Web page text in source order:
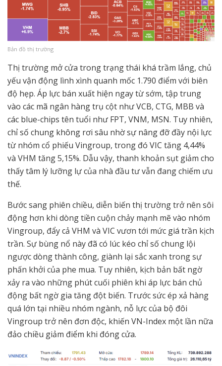
Bản đồ thị trường
Thị trường mở cửa trong trạng thái khá trầm lắng, chủ
yếu vận động lình xình quanh mốc 1.790 điểm với biên
độ hẹp. Áp lực bán xuất hiện ngay từ sớm, tập trung
vào các mã ngân hàng trụ cột như VCB, CTG, MBB và
các blue-chips tên tuổi như FPT, VNM, MSN. Tuy nhiên,
chỉ số chung không rơi sâu nhờ sự nâng đỡ đầy nội lực
từ nhóm cổ phiếu Vingroup, trong đó VIC tăng 4,44%
và VHM tăng 5,15%. Dẫu vậy, thanh khoản sụt giảm cho
thấy tâm lý lưỡng lự của nhà đầu tư vẫn đang chiếm ưu
thế.
Bước sang phiên chiều, diễn biến thị trường trở nên sôi
động hơn khi dòng tiền cuộn chảy mạnh mẽ vào nhóm
Vingroup, đẩy cả VHM và VIC vươn tới mức giá trần kịch
trần. Sự bùng nổ này đã có lúc kéo chỉ số chung lội
ngược dòng thành công, giành lại sắc xanh trong sự
phấn khởi của phe mua. Tuy nhiên, kịch bản bất ngờ
xảy ra vào những phút cuối phiên khi áp lực bán chủ
động bất ngờ gia tăng đột biến. Trước sức ép xả hàng
quá lớn tại nhiều nhóm ngành, nỗ lực của bộ đôi
Vingroup trở nên đơn độc, khiến VN-Index một lần nữa
đảo chiều giảm điểm khi đóng cửa.